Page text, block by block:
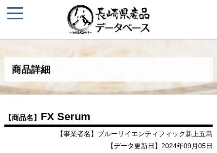
商品詳細
【商品名】 FX Serum
【事業者名】ブルーサイエンティフィック新上五島
【データ更新日】2024年09月05日